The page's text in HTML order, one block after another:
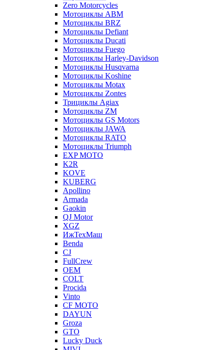
Zero Motorcycles
Мотоциклы ABM
Мотоциклы BRZ
Мотоциклы Defiant
Мотоциклы Ducati
Мотоциклы Fuego
Мотоциклы Harley-Davidson
Мотоциклы Husqvarna
Мотоциклы Koshine
Мотоциклы Motax
Мотоциклы Zontes
Трициклы Agiax
Мотоциклы ZM
Мотоциклы GS Motors
Мотоциклы JAWA
Мотоциклы RATO
Мотоциклы Triumph
EXP MOTO
K2R
KOVE
KUBERG
Apollino
Armada
Gaokin
QJ Motor
XGZ
ИжТехМаш
Benda
CJ
FullCrew
OEM
COLT
Procida
Vinto
CF MOTO
DAYUN
Groza
GTO
Lucky Duck